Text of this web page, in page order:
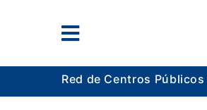
Red de Centros